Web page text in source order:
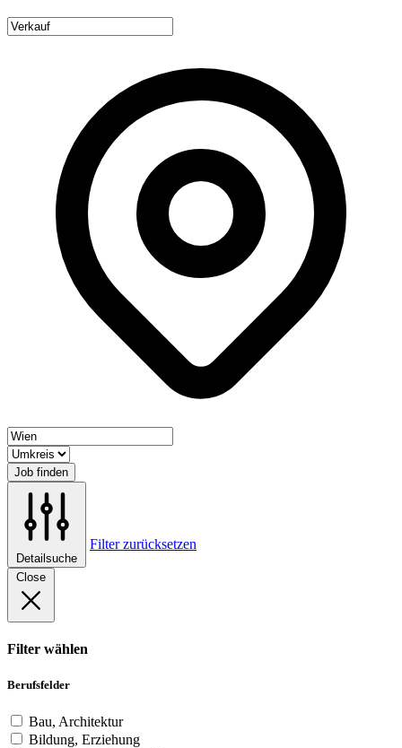
Job finden
Detailsuche
Filter zurücksetzen
Close
Filter wählen
Berufsfelder
Bau, Architektur
Bildung, Erziehung